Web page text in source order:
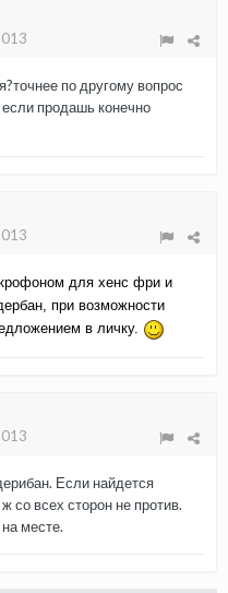
по другому вопрос
продашь конечно
для хенс фри и
при возможности
в личку.
Если найдется
со всех сторон не против.
месте.